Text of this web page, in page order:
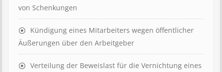
von Schenk­ung­en
Kündigung eines Mit­ar­beit­ers wegen öffent­lich­er
Äuß­er­ung­en über den Ar­beit­geber
Ver­teil­ung der Be­weis­last für die Ver­nicht­ung eines